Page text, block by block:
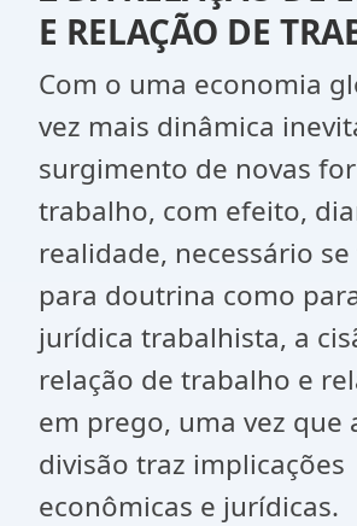
E RELAÇÃO DE
Com o uma economia
vez mais dinâmica
surgimento de novas
trabalho, com efeito,
realidade, necessário
para doutrina como
jurídica trabalhista, a
relação de trabalho e
em prego, uma vez que
divisão traz implicações
econômicas e jurídicas.